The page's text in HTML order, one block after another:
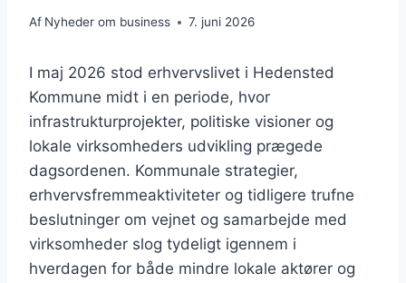
Af Nyheder om business 7. juni 2026
I maj 2026 stod erhvervslivet i Hedensted
Kommune midt i en periode, hvor
infrastrukturprojekter, politiske visioner og
lokale virksomheders udvikling prægede
dagsordenen. Kommunale strategier,
erhvervsfremmeaktiviteter og tidligere trufne
beslutninger om vejnet og samarbejde med
virksomheder slog tydeligt igennem i
hverdagen for både mindre lokale aktører og